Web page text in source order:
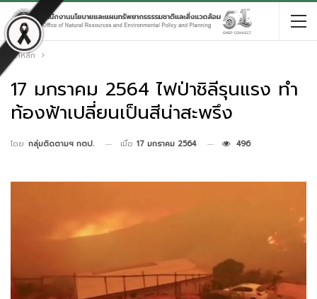
หน้าหลัก
17 มกราคม 2564 ไฟป่าชิลีรุนแรง ทำ
ท้องฟ้าเปลี่ยนเป็นสีน่าสะพรึง
โดย กลุ่มติดตามฯ กตป. เมื่อ 17 มกราคม 2564 496